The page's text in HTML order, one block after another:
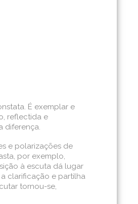
É exemplar e
reflectida e
diferença.
e polarizações de
por exemplo,
à escuta dá lugar
clarificação e partilha
tornou-se,